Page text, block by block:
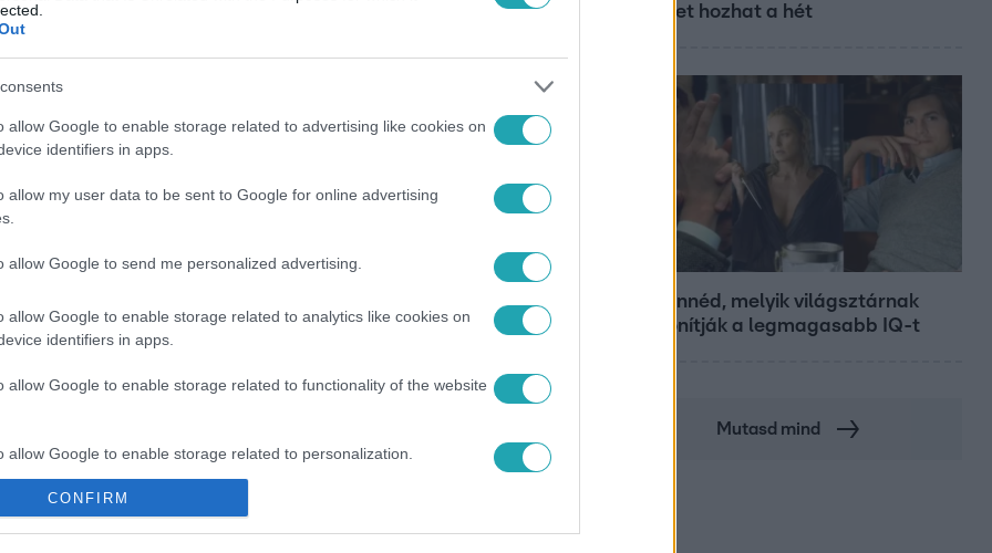
allow Google to enable storage related to advertising like cookies on
identifiers in apps.
allow my user data to be sent to Google for online advertising
allow Google to send me personalized advertising.
allow Google to enable storage related to analytics like cookies on
identifiers in apps.
allow Google to enable storage related to functionality of the website
allow Google to enable storage related to personalization.
allow Google to enable storage related to security, including
functionality and fraud prevention, and other user protection.
CONFIRM
legyen a Google-találatokban!
2 #AKCIÓ #DRÁMA # MAD MAX: A HARAG ÚTJA
sikereket hozhat a hét
Nem hinnéd, melyik világsztárnak
tulajdonítják a legmagasabb IQ-t
Mutasd mind